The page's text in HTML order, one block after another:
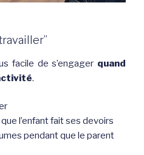
facile de s’engager quand
.
l’enfant fait ses devoirs
pendant que le parent